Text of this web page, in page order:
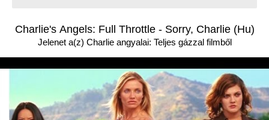
Charlie's Angels: Full Throttle - Sorry, Charlie (Hu)
Jelenet a(z) Charlie angyalai: Teljes gázzal filmből